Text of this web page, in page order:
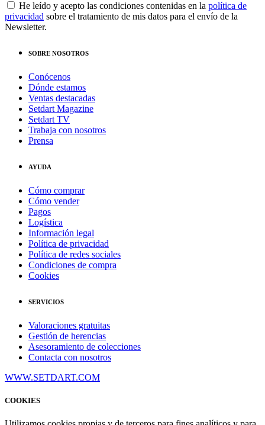
He leído y acepto las condiciones contenidas en la política de
privacidad sobre el tratamiento de mis datos para el envío de la
Newsletter.
SOBRE NOSOTROS
Conócenos
Dónde estamos
Ventas destacadas
Setdart Magazine
Setdart TV
Trabaja con nosotros
Prensa
AYUDA
Cómo comprar
Cómo vender
Pagos
Logística
Información legal
Política de privacidad
Política de redes sociales
Condiciones de compra
Cookies
SERVICIOS
Valoraciones gratuitas
Gestión de herencias
Asesoramiento de colecciones
Contacta con nosotros
WWW.SETDART.COM
COOKIES